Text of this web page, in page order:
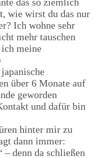
wie wirst du das nur
Ich wohne sehr
mehr tauschen
meine
über 6 Monate auf
geworden
und dafür bin
hinter mir zu
dann immer:
– denn da schließen